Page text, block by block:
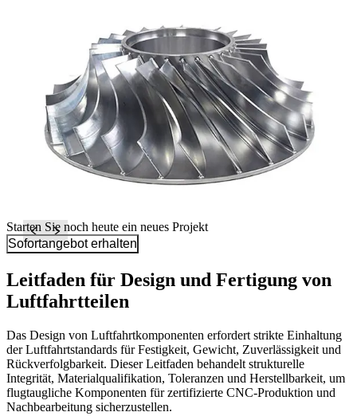
Starten Sie noch heute ein neues Projekt
Sofortangebot erhalten
Leitfaden für Design und Fertigung von
Luftfahrtteilen
Das Design von Luftfahrtkomponenten erfordert strikte Einhaltung
der Luftfahrtstandards für Festigkeit, Gewicht, Zuverlässigkeit und
Rückverfolgbarkeit. Dieser Leitfaden behandelt strukturelle
Integrität, Materialqualifikation, Toleranzen und Herstellbarkeit, um
flugtaugliche Komponenten für zertifizierte CNC-Produktion und
Nachbearbeitung sicherzustellen.